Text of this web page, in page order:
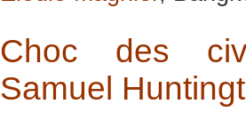
Choc des
Samuel